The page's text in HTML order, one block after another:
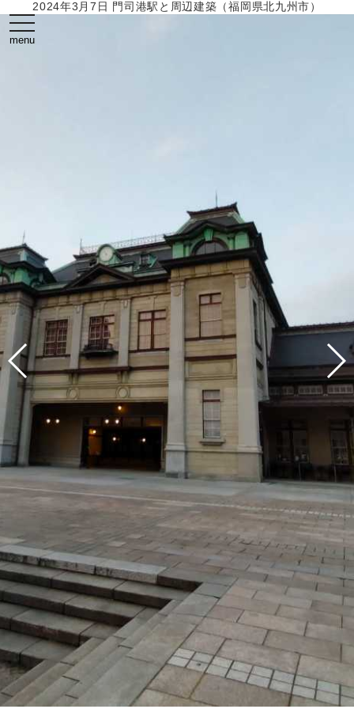
2024年3月7日 門司港駅と周辺建築（福岡県北九州市）
toggle
navigation
menu